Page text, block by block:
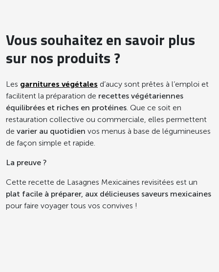
Vous souhaitez en savoir plus
sur nos produits ?
Les garnitures végétales d’aucy sont prêtes à l’emploi et
facilitent la préparation de recettes végétariennes
équilibrées et riches en protéines. Que ce soit en
restauration collective ou commerciale, elles permettent
de varier au quotidien vos menus à base de légumineuses
de façon simple et rapide.
La preuve ?
Cette recette de Lasagnes Mexicaines revisitées est un
plat facile à préparer, aux délicieuses saveurs mexicaines
pour faire voyager tous vos convives !